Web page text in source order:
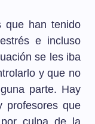
que han tenido
e incluso
se les iba
y que no
parte. Hay
profesores que
culpa de la